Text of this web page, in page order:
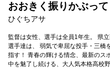
おおきく振りかぶって
ひぐちアサ
監督は女性、選手は全員1年生。 県
選手達は、 弱気で卑屈な投手・三橋
指す！ 青春の輝ける情念、最新のス
中を魅了し続ける、大人気本格高校